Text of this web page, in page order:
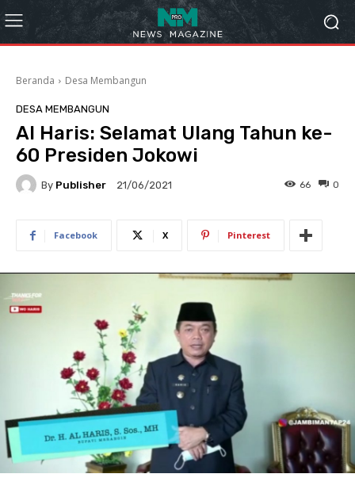
Beranda Desa Membangun
DESA MEMBANGUN
Al Haris: Selamat Ulang Tahun ke-
60 Presiden Jokowi
By Publisher 21/06/2021 0
66
Facebook X Pinterest